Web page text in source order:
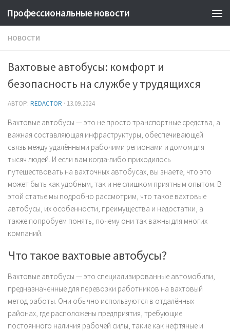
Профессиональные новости
НОВОСТИ
Вахтовые автобусы: комфорт и
безопасность на службе у трудящихся
АВТОР: REDACTOR · 13.09.2024
Вахтовые автобусы — это не просто транспортные средства, а
важная составляющая инфраструктуры, обеспечивающей
связь между удалёнными рабочими регионами и домом для
тысяч людей. И если вам когда-либо приходилось
путешествовать на вахточных автобусах, вы знаете, что это
может быть как удобным, так и не слишком приятным опытом. В
этой статье мы подробно рассмотрим, что такое вахтовые
автобусы, их особенности, преимущества и недостатки, а
также попробуем понять, почему они так важны для многих
компаний.
Что такое вахтовые автобусы?
Вахтовые автобусы — это специализированные автомобили,
предназначенные для перевозки работников на вахтовый
метод работы. Они обычно используются в отдалённых
районах, где расположены предприятия, требующие
постоянного наличия рабочей силы, такие как нефтяные и